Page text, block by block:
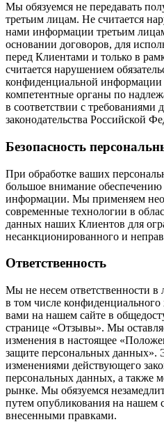
Мы обязуемся не передавать
третьим лицам. Не считается
нами информации третьим
основании договоров, для
перед Клиентами и только в
считается нарушением
конфиденциальной
компетентные органы по
в соответствии с требованиями
законодательства Российской
Безопасность
При обработке ваших
большое внимание
информации. Мы применяем
современные технологии в
данных наших Клиентов для
несанкционированного и
Ответственность
Мы не несем ответственности
в том числе
вами на нашем сайте в
странице «Отзывы». Мы
изменения в настоящее
защите персональных данных».
изменениями действующего
персональных данных, а также
рынке. Мы обязуемся
путем опубликования на нашем
внесенными правками.